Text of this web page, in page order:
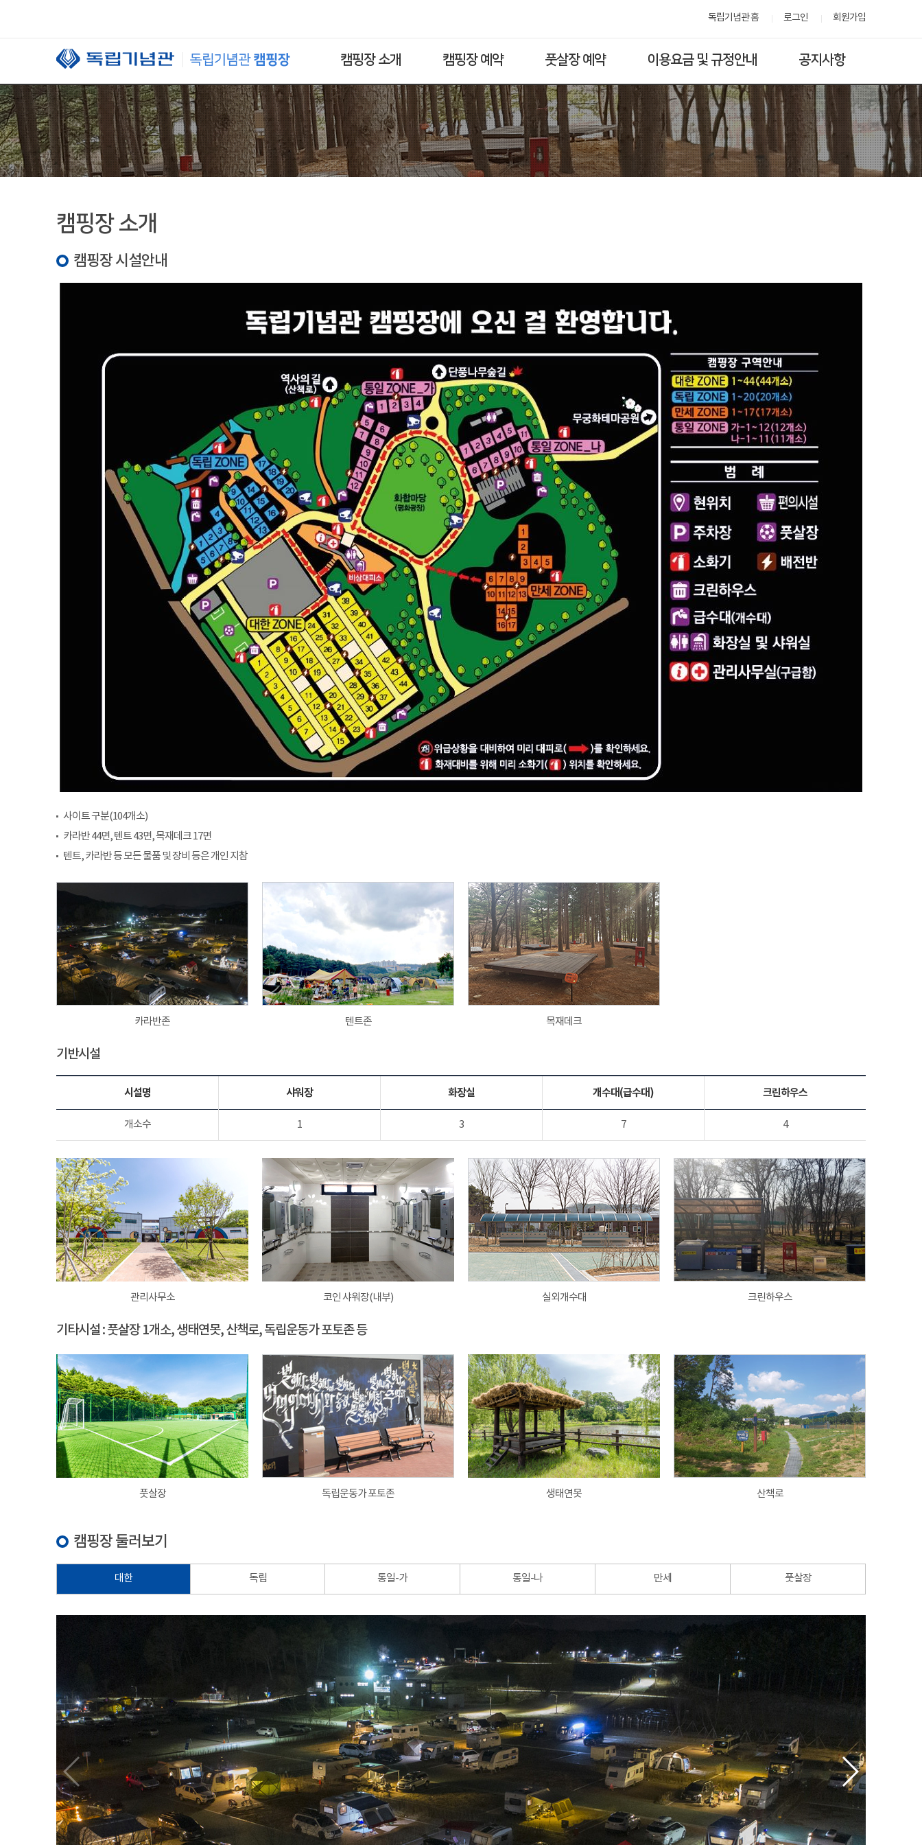
독립기념관 홈 로그인 회원가입
캠핑장 소개 캠핑장 예약 풋살장 예약 이용요금 및 규정안내 공지사항
캠핑장 소개
캠핑장 시설안내
사이트 구분(104개소)
카라반 44면, 텐트 43면, 목재데크 17면
텐트, 카라반 등 모든 물품 및 장비 등은 개인 지참
카라반존 텐트존 목재데크
기반시설
시설명 샤워장 화장실 개수대(급수대) 크린하우스
개소수 1 3 7 4
관리사무소 코인 샤워장(내부) 실외개수대 크린하우스
기타시설 : 풋살장 1개소, 생태연못, 산책로, 독립운동가 포토존 등
풋살장 독립운동가 포토존 생태연못 산책로
캠핑장 둘러보기
대한 독립 통일-가 통일-나 만세 풋살장